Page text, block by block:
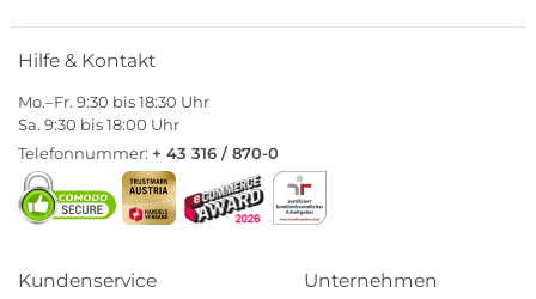
Hilfe & Kontakt
Mo.–Fr. 9:30 bis 18:30 Uhr
Sa. 9:30 bis 18:00 Uhr
Telefonnummer: + 43 316 / 870-0
Kundenservice Unternehmen